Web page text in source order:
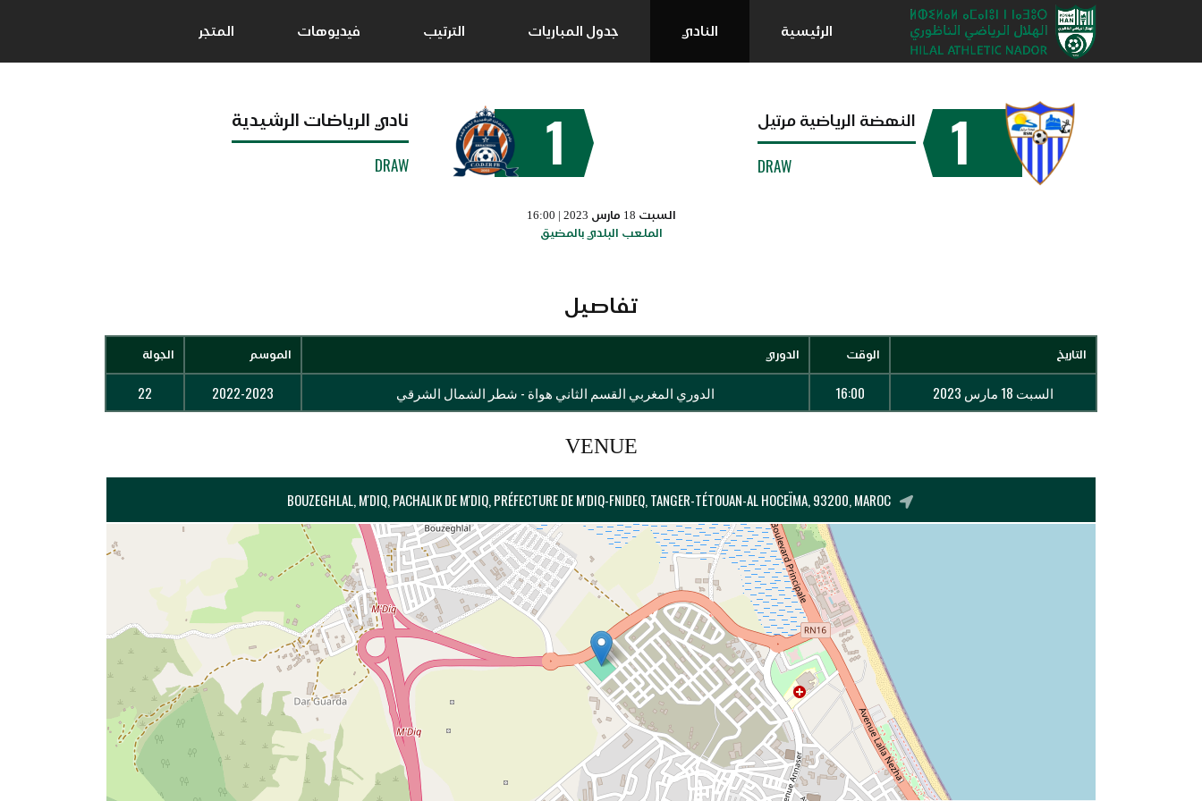
الرئيسية النادي جدول المباريات الترتيب فيديوهات المتجر
1 النهضة الرياضية مرتيل
DRAW
1 نادي الرياضات الرشيدية
DRAW
السبت 18 مارس 2023 | 16:00
الملعب البلدي بالمضيق
تفاصيل
التاريخ الوقت الدوري الموسم الجولة
السبت 18 مارس 2023 16:00 الدوري المغربي القسم الثاني هواة - شطر الشمال الشرقي 2022-2023
22
VENUE
BOUZEGHLAL, M'DIQ, PACHALIK DE M'DIQ, PRÉFECTURE DE M'DIQ-FNIDEQ, TANGER-TÉTOUAN-AL HOCEÏMA, 93200, MAROC